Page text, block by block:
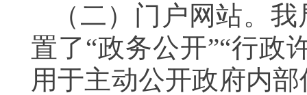
（二）门户网站。
置了“政务公开”“行政
用于主动公开政府内